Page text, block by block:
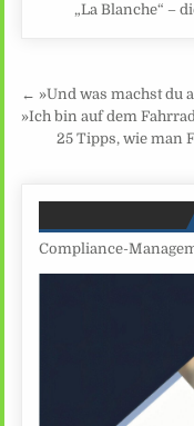
„La Blanche“ –
← »Und was machst du
»Ich bin auf dem
25 Tipps, wie man
Compliance-